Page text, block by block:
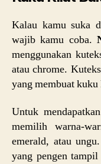
Kalau kamu suka
wajib kamu coba.
menggunakan
atau chrome.
yang membuat
Untuk
memilih warna-
emerald, atau
yang pengen